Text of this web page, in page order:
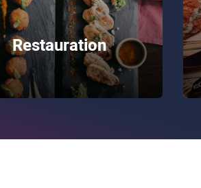
Restauration